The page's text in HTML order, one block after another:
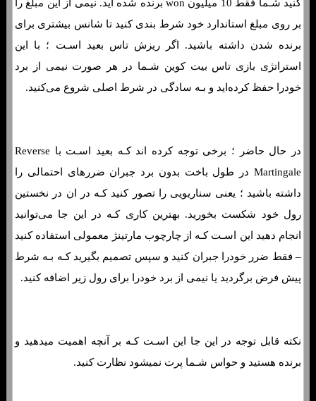
کنید شـما فقط 10 میلیون won برنده شده اید. نیمی از این مبلغ را
بر روی مبلغ استاندارد خود شرط بندی کنید تا شانس بیشتری برای
برنده شدن داشته باشید. اگر ریزش تاس بعید اسـت ؛ با این
استراتژی بازی تاس بیت کوین شـما در هر صورت نیمی از برد
خودرا حفظ کرده‌اید و بـه سادگی در شرط اصلی شروع می‌کنید.
در حال حاضر ؛ برخی توجه کرده اند کـه بعید اسـت با Reverse
Martingale در طول باخت بدون برد جبران ضررهای احتمالی را
داشته باشید ؛ یعنی سناریویی را تصور کنید کـه در ان در نخستین
رول خود شکست بخورید. بهترین کاری کـه در این جا می‌توانید
انجام دهید این اسـت کـه از چارچوب مارتینژ معمولی استفاده کنید
– فقط ضرر خودرا جبران کنید و سپس تصمیم بگیرید کـه بـه شرط
پیش فرض برگردید یا نیمی از برد خودرا برای رول زیر اضافه کنید.
نکته قابل توجه در این جا این اسـت کـه بر آنچه اهمیت میدهید و
برنده هستید و حواس شـما پرت نمیشود نظارت کنید.